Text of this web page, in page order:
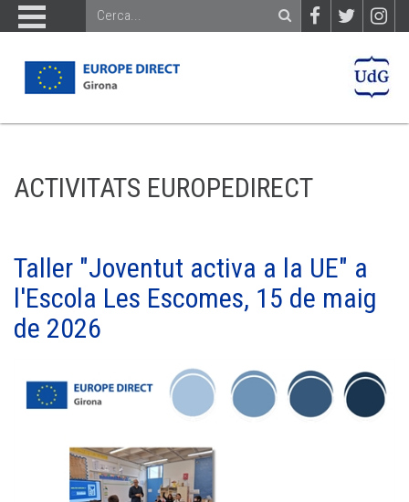
ACTIVITATS EUROPEDIRECT
Taller "Joventut activa a la UE" a
l'Escola Les Escomes, 15 de maig
de 2026